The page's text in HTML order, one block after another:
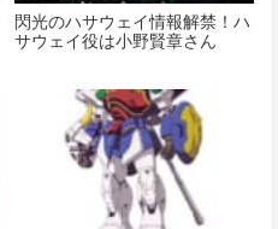
閃光のハサウェイ情報解禁！ハ
サウェイ役は小野賢章さん